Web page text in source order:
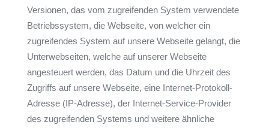
Versionen, das vom zugreifenden System verwendete
Betriebssystem, die Webseite, von welcher ein
zugreifendes System auf unsere Webseite gelangt, die
Unterwebseiten, welche auf unserer Webseite
angesteuert werden, das Datum und die Uhrzeit des
Zugriffs auf unsere Webseite, eine Internet-Protokoll-
Adresse (IP-Adresse), der Internet-Service-Provider
des zugreifenden Systems und weitere ähnliche